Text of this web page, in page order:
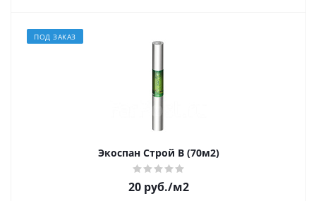
ПОД ЗАКАЗ
Экоспан Строй В (70м2)
20 руб./м2